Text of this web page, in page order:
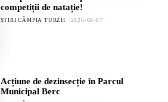
competiții de natație!
ȘTIRI CÂMPIA TURZII 2026-08-07
Acțiune de dezinsecție în Parcul
Municipal Berc